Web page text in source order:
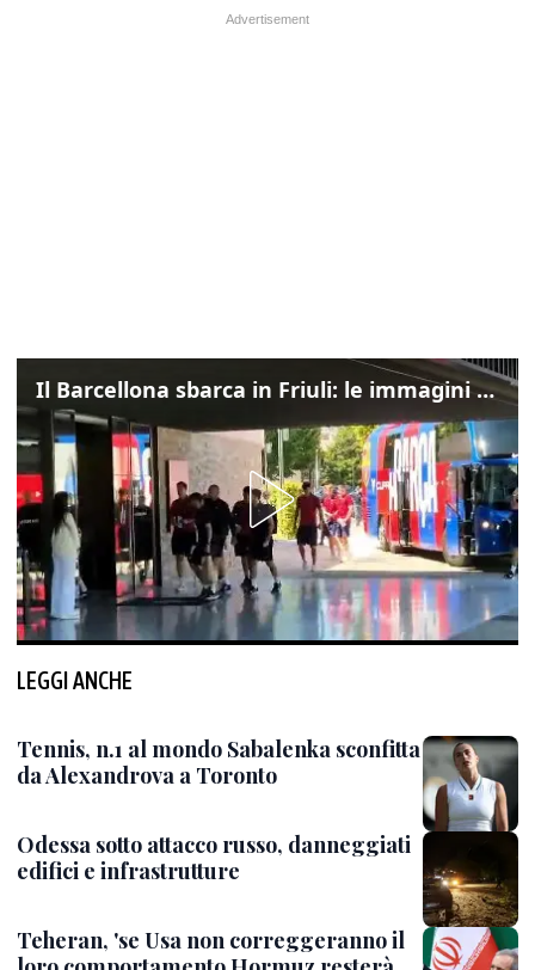
Il Barcellona sbarca in Friuli: le immagini dell'arrivo in albergo
LEGGI ANCHE
Tennis, n.1 al mondo Sabalenka sconfitta
da Alexandrova a Toronto
Odessa sotto attacco russo, danneggiati
edifici e infrastrutture
Teheran, 'se Usa non correggeranno il